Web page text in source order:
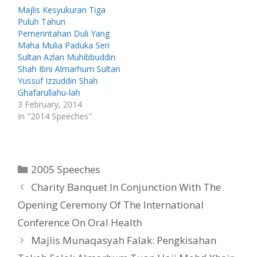
o
w
d
o
)
Majlis Kesyukuran Tiga
Puluh Tahun
Pemerintahan Duli Yang
Maha Mulia Paduka Seri
Sultan Azlan Muhibbuddin
Shah Ibni Almarhum Sultan
Yussuf Izzuddin Shah
Ghafarullahu-lah
3 February, 2014
In "2014 Speeches"
Categories
2005 Speeches
Charity Banquet In Conjunction With The
Opening Ceremony Of The International
Conference On Oral Health
Majlis Munaqasyah Falak: Pengkisahan